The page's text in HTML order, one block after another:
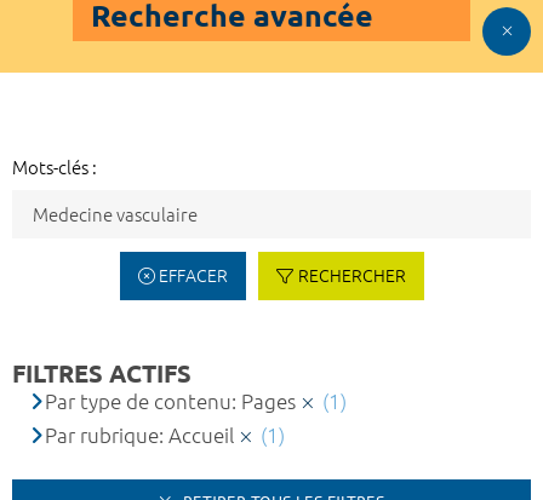
Recherche avancée
Mots-clés :
EFFACER RECHERCHER
FILTRES ACTIFS
Par type de contenu: Pages
(1)
Par rubrique: Accueil
(1)